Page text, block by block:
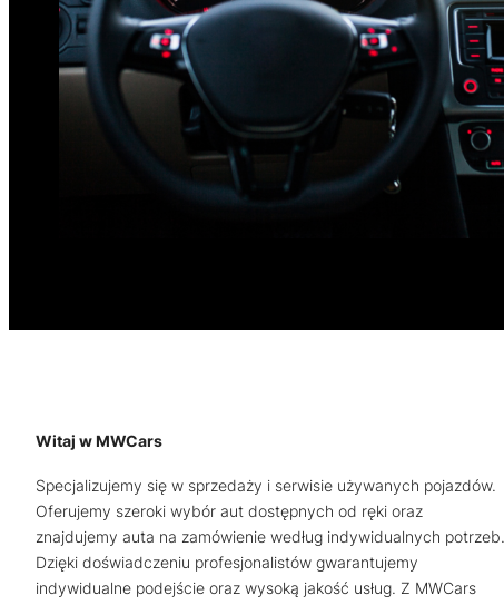
Witaj w MWCars
Specjalizujemy się w sprzedaży i serwisie używanych pojazdów.
Oferujemy szeroki wybór aut dostępnych od ręki oraz
znajdujemy auta na zamówienie według indywidualnych potrzeb.
Dzięki doświadczeniu profesjonalistów gwarantujemy
indywidualne podejście oraz wysoką jakość usług. Z MWCars